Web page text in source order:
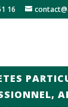
16